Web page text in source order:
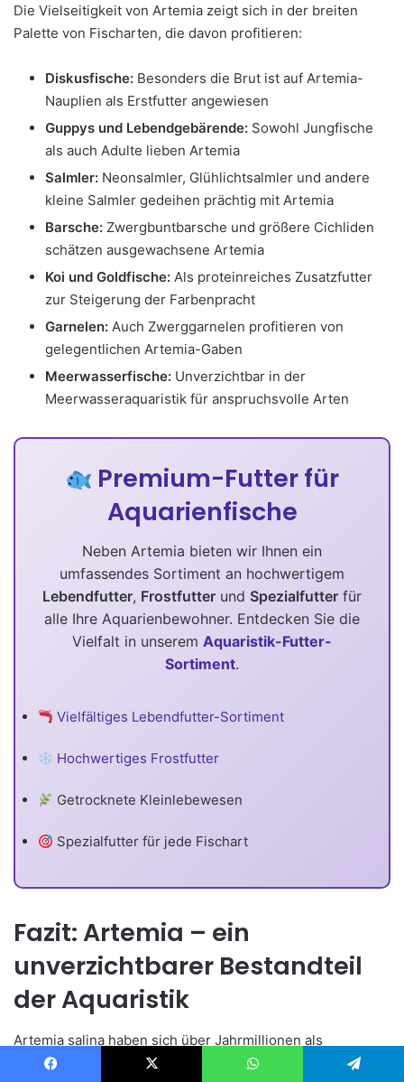
Die Vielseitigkeit von Artemia zeigt sich in der breiten
Palette von Fischarten, die davon profitieren:
Diskusfische: Besonders die Brut ist auf Artemia-
Nauplien als Erstfutter angewiesen
Guppys und Lebendgebärende: Sowohl Jungfische
als auch Adulte lieben Artemia
Salmler: Neonsalmler, Glühlichtsalmler und andere
kleine Salmler gedeihen prächtig mit Artemia
Barsche: Zwergbuntbarsche und größere Cichliden
schätzen ausgewachsene Artemia
Koi und Goldfische: Als proteinreiches Zusatzfutter
zur Steigerung der Farbenpracht
Garnelen: Auch Zwerggarnelen profitieren von
gelegentlichen Artemia-Gaben
Meerwasserfische: Unverzichtbar in der
Meerwasseraquaristik für anspruchsvolle Arten
Premium-Futter für
Aquarienfische
Neben Artemia bieten wir Ihnen ein
umfassendes Sortiment an hochwertigem
Lebendfutter, Frostfutter und Spezialfutter für
alle Ihre Aquarienbewohner. Entdecken Sie die
Vielfalt in unserem Aquaristik-Futter-
Sortiment.
Vielfältiges Lebendfutter-Sortiment
Hochwertiges Frostfutter
Getrocknete Kleinlebewesen
Spezialfutter für jede Fischart
Fazit: Artemia – ein
unverzichtbarer Bestandteil
der Aquaristik
Artemia salina haben sich über Jahrmillionen als
Überlebenskünstler bewiesen und bieten heute jedem